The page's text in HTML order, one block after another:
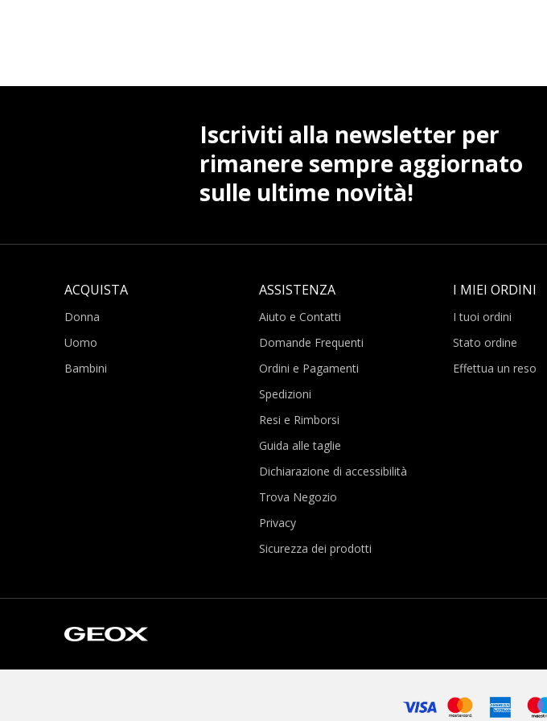
Iscriviti alla newsletter per
rimanere sempre aggiornato
sulle ultime novità!
ACQUISTA
Donna
Uomo
Bambini
ASSISTENZA
Aiuto e Contatti
Domande Frequenti
Ordini e Pagamenti
Spedizioni
Resi e Rimborsi
Guida alle taglie
Dichiarazione di accessibilità
Trova Negozio
Privacy
Sicurezza dei prodotti
I MIEI ORDINI
I tuoi ordini
Stato ordine
Effettua un reso